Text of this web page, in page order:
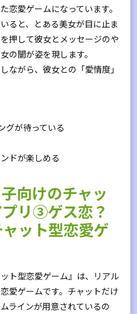
恋愛ゲームになっています。
ると、とある美女が目に止ま
押して彼女とメッセージのや
の闇が姿を現します。
ながら、彼女との「愛情度」
グが待っている
ドが楽しめる
向けのチャッ
プリ③ゲス恋？
ット型恋愛ゲ
ト型恋愛ゲーム』は、リアル
愛ゲームです。チャットだけ
ラインが用意されているの